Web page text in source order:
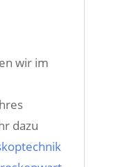
wir im
dazu